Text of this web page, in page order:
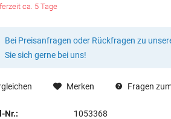
ca. 5 Tage
Bei Preisanfragen oder Rückfragen zu
Sie sich gerne bei uns!
Merken Fragen
Nr.: 1053368